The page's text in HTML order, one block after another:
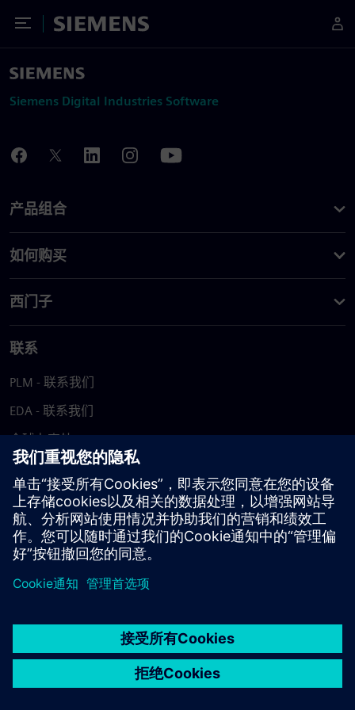
Toggle Menu
Siemens
Siemens Digital Industries Software
产品组合
如何购买
西门子
联系
PLM - 联系我们
EDA - 联系我们
全球办事处
支持中心
提供反馈
报告盗版行为
© Siemens2026